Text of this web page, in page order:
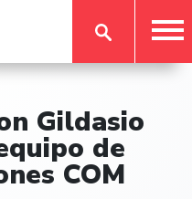
Gildasio
de
COM